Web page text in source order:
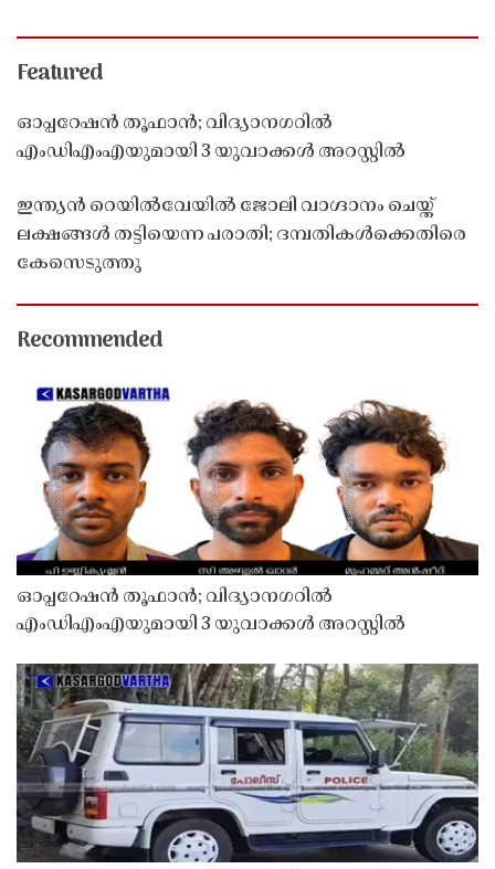
Featured
ഓപ്പറേഷൻ തൂഫാൻ; വിദ്യാനഗറിൽ
എംഡിഎംഎയുമായി 3 യുവാക്കൾ അറസ്റ്റിൽ
ഇന്ത്യൻ റെയിൽവേയിൽ ജോലി വാഗ്ദാനം ചെയ്ത്
ലക്ഷങ്ങൾ തട്ടിയെന്ന പരാതി; ദമ്പതികൾക്കെതിരെ
കേസെടുത്തു
Recommended
ഓപ്പറേഷൻ തൂഫാൻ; വിദ്യാനഗറിൽ
എംഡിഎംഎയുമായി 3 യുവാക്കൾ അറസ്റ്റിൽ